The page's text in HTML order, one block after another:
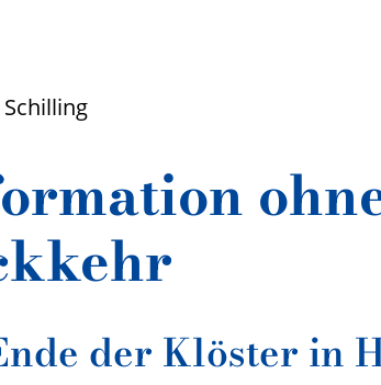
Schilling
der Klöster in